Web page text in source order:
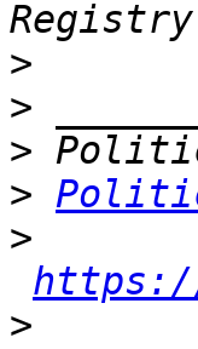
>
>
>
>
>
>